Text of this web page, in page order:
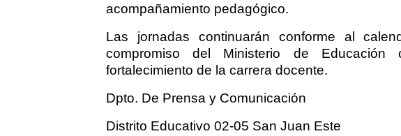
acompañamiento pedagógico.
Las jornadas continuarán conforme al
compromiso del Ministerio de
fortalecimiento de la carrera docente.
Dpto. De Prensa y Comunicación
Distrito Educativo 02-05 San Juan Este